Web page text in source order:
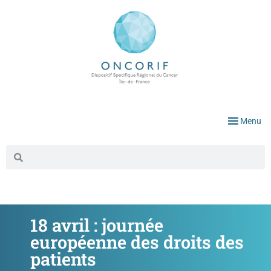
Menu
18 avril : journée
européenne des droits des
patients